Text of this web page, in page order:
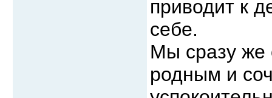
приводит к
себе.
Мы сразу же
родным и